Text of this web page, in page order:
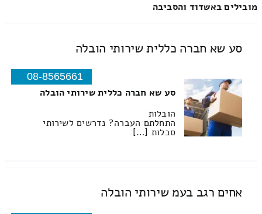
מובילים באשדוד והסביבה
סע שא חברה כללית שירותי הובלה
08-8565661
סע שא חברה כללית שירותי הובלה
הובלות
התחלתם העברה? נדרשים לשירותי
סבלות […]
אחים רגב בעמ שירותי הובלה